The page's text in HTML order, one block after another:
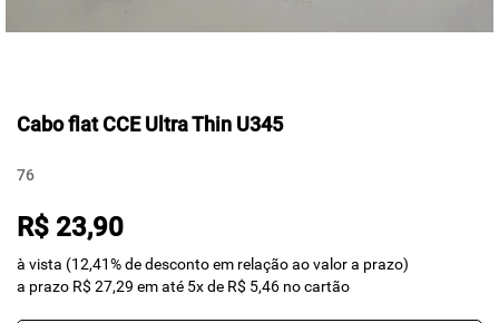
Cabo flat CCE Ultra Thin U345
76
R$ 23,90
à vista (12,41% de desconto em relação ao valor a prazo)
a prazo R$ 27,29 em até 5x de R$ 5,46 no cartão